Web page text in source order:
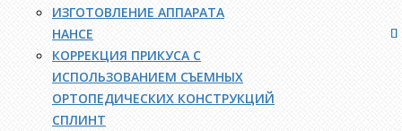
ИЗГОТОВЛЕНИЕ АППАРАТА
НАНСЕ
КОРРЕКЦИЯ ПРИКУСА С
ИСПОЛЬЗОВАНИЕМ СЪЕМНЫХ
ОРТОПЕДИЧЕСКИХ КОНСТРУКЦИЙ
СПЛИНТ